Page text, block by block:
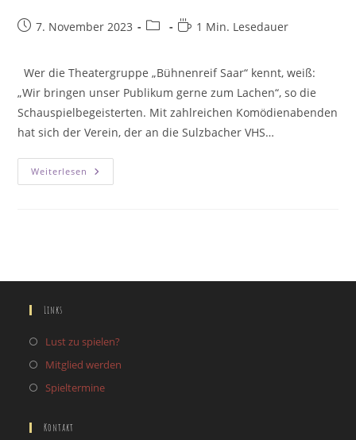
Beitrag7. November 2023
Beitrags-Lesedauer:
1 Min. Lesedauer
Wer die Theatergruppe „Bühnenreif Saar“ kennt, weiß:
„Wir bringen unser Publikum gerne zum Lachen“, so die
Schauspielbegeisterten. Mit zahlreichen Komödienabenden
hat sich der Verein, der an die Sulzbacher VHS…
Weiterlesen Bunter
Theaterabend:
Links
Lust zu spielen?
Mitglied werden
Spieltermine
Kontakt